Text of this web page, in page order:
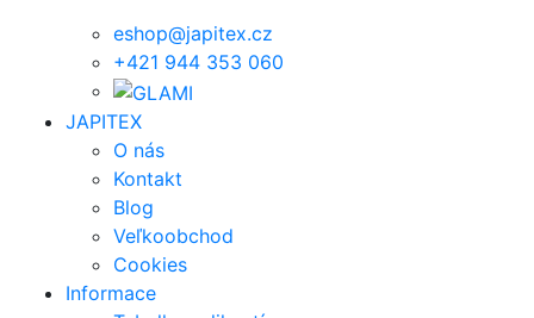
eshop@japitex.cz
+421 944 353 060
JAPITEX
O nás
Kontakt
Blog
Veľkoobchod
Cookies
Informace